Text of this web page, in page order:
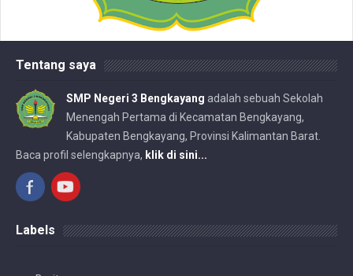
Tentang saya
SMP Negeri 3 Bengkayang adalah sebuah Sekolah
Menengah Pertama di Kecamatan Bengkayang,
Kabupaten Bengkayang, Provinsi Kalimantan Barat.
Baca profil selengkapnya, klik di sini...
Labels